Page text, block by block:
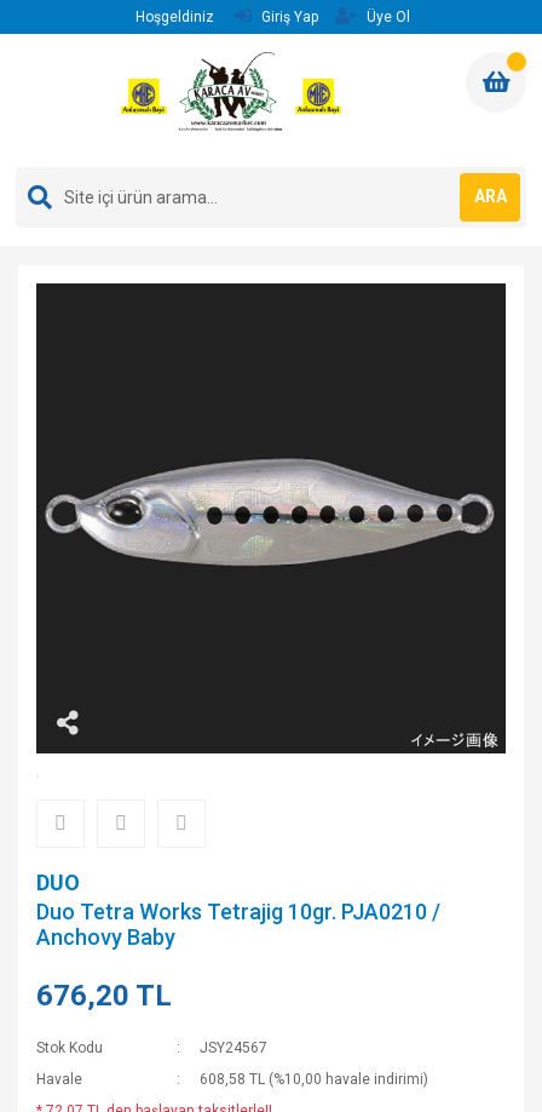
Hoşgeldiniz Giriş Yap Üye Ol
ARA
DUO
Duo Tetra Works Tetrajig 10gr. PJA0210 /
Anchovy Baby
676,20 TL
Stok Kodu
JSY24567
Havale
608,58 TL (%10,00 havale indirimi)